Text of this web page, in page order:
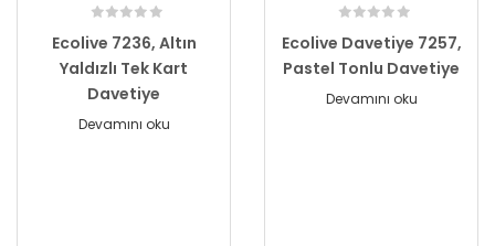
Ecolive 7236, Altın
Yaldızlı Tek Kart
Davetiye
Devamını oku
Ecolive Davetiye 7257,
Pastel Tonlu Davetiye
Devamını oku